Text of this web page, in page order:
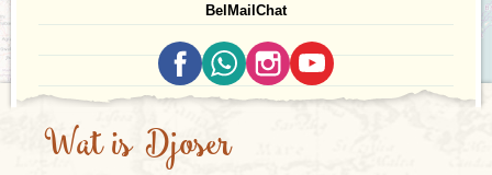
Bel Mail Chat
Wat is Djoser